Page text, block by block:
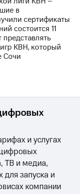
в
сертификаты
состоится 11
КВН, который
Сочи
и услугах
ТВ и медиа,
для запуска и
компании